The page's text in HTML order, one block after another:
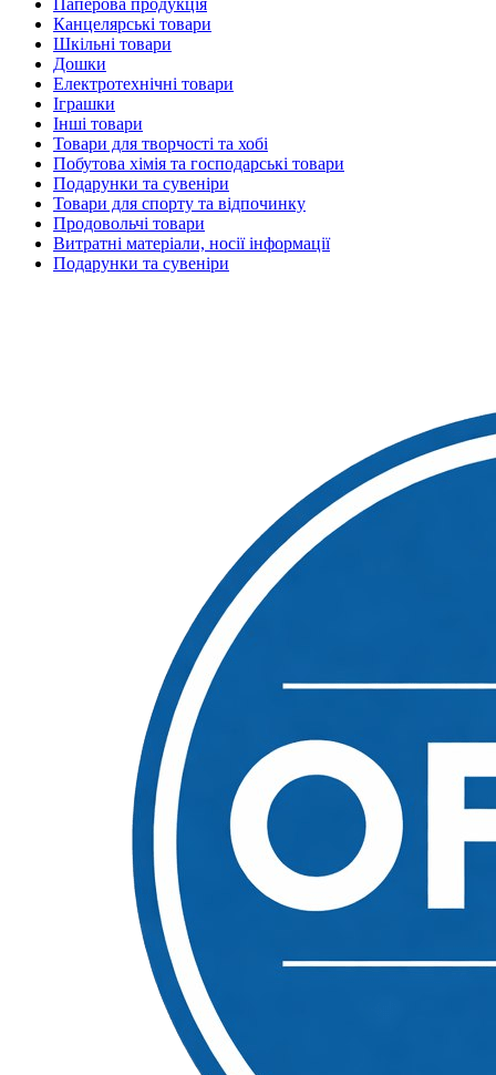
Паперова продукція
Канцелярські товари
Шкільні товари
Дошки
Електротехнічні товари
Іграшки
Інші товари
Товари для творчості та хобі
Побутова хімія та господарські товари
Подарунки та сувеніри
Товари для спорту та відпочинку
Продовольчі товари
Витратні матеріали, носії інформації
Подарунки та сувеніри